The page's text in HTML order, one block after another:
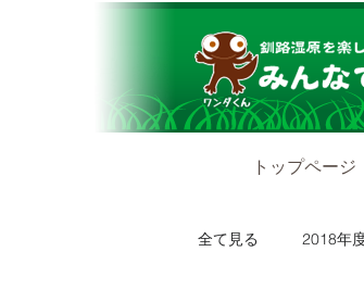
トップページ
全て見る 2018年